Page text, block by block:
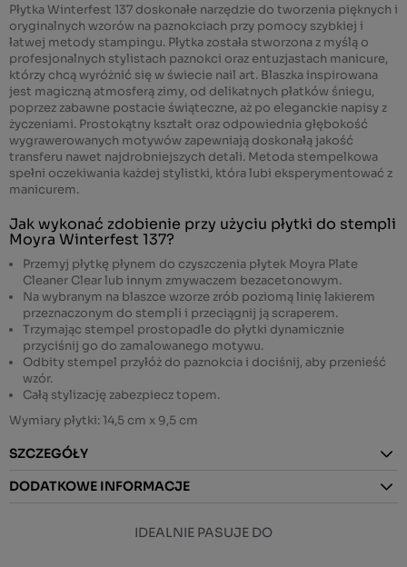
Płytka Winterfest 137 doskonałe narzędzie do tworzenia pięknych i
oryginalnych wzorów na paznokciach przy pomocy szybkiej i
łatwej metody stampingu. Płytka została stworzona z myślą o
profesjonalnych stylistach paznokci oraz entuzjastach manicure,
którzy chcą wyróżnić się w świecie nail art. Blaszka inspirowana
jest magiczną atmosferą zimy, od delikatnych płatków śniegu,
poprzez zabawne postacie świąteczne, aż po eleganckie napisy z
życzeniami. Prostokątny kształt oraz odpowiednia głębokość
wygrawerowanych motywów zapewniają doskonałą jakość
transferu nawet najdrobniejszych detali. Metoda stempelkowa
spełni oczekiwania każdej stylistki, która lubi eksperymentować z
manicurem.
Jak wykonać zdobienie przy użyciu płytki do stempli
Moyra Winterfest 137?
Przemyj płytkę płynem do czyszczenia płytek Moyra Plate
Cleaner Clearlub innym zmywaczem bezacetonowym.
Na wybranym na blaszce wzorze zrób poziomą linię lakierem
przeznaczonym do stempli i przeciągnij ją scraperem.
Trzymając stempel prostopadle do płytki dynamicznie
przyciśnij go do zamalowanego motywu.
Odbity stempel przyłóż do paznokcia i dociśnij, aby przenieść
wzór.
Całą stylizację zabezpiecz topem.
Wymiary płytki: 14,5 cm x 9,5 cm
SZCZEGÓŁY
DODATKOWE INFORMACJE
IDEALNIE PASUJE DO